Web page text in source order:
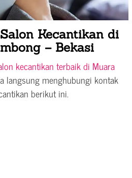
Kecantikan di
– Bekasi
kecantikan terbaik di Muara
langsung menghubungi kontak
berikut ini.